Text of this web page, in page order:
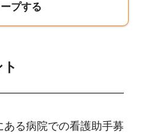
プする
る病院での看護助手募